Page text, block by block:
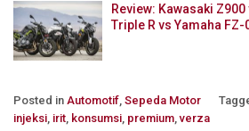
Review: Kawasaki
Triple R vs Yamaha FZ-
Posted in Automotif, Sepeda Motor
injeksi, irit, konsumsi, premium,verza